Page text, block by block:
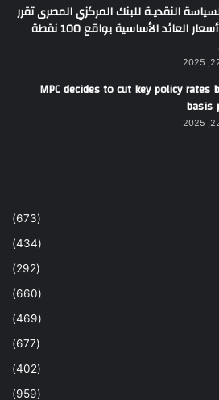
النقديـة للبنك المركزي المصرى تقرر
خفض أسعار العائد الأساسية بواقع 100 نقطة
MPC decides to cut key policy rates
basis
(673)
(434)
(292)
(660)
(469)
(677)
(402)
(959)